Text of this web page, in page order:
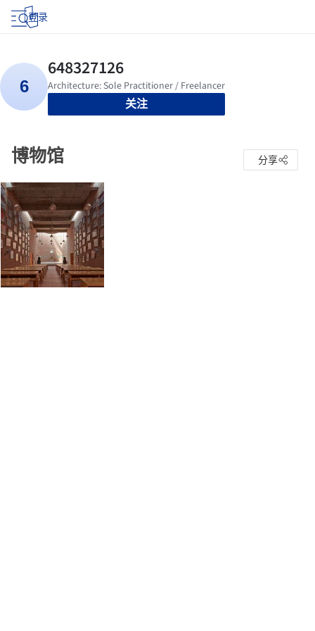
登录
关注
博物馆 分享